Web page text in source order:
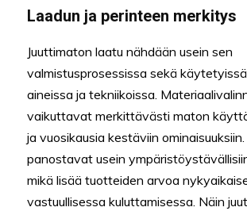
Laadun ja perinteen merkitys
Juuttimaton laatu nähdään usein sen
valmistusprosessissa sekä
aineissa ja tekniikoissa.
vaikuttavat merkittävästi maton
ja vuosikausia kestäviin
panostavat usein
mikä lisää tuotteiden arvoa
vastuullisessa kuluttamisessa. Näin